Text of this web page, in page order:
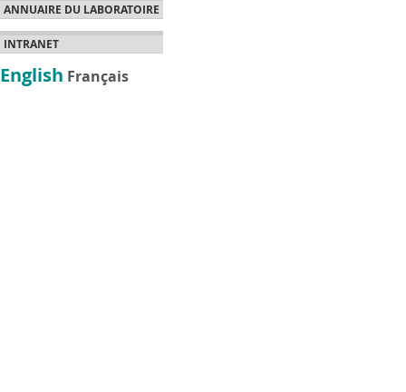
ANNUAIRE DU LABORATOIRE
INTRANET
English Français